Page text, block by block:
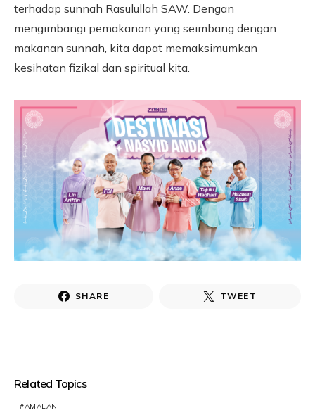
terhadap sunnah Rasulullah SAW. Dengan
mengimbangi pemakanan yang seimbang dengan
makanan sunnah, kita dapat memaksimumkan
kesihatan fizikal dan spiritual kita.
SHARE TWEET
Related Topics
AMALAN